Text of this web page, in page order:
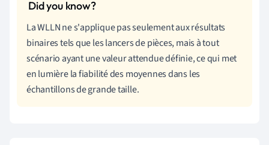
La WLLN ne s'applique pas seulement aux résultats
binaires tels que les lancers de pièces, mais à tout
scénario ayant une valeur attendue définie, ce qui met
en lumière la fiabilité des moyennes dans les
échantillons de grande taille.